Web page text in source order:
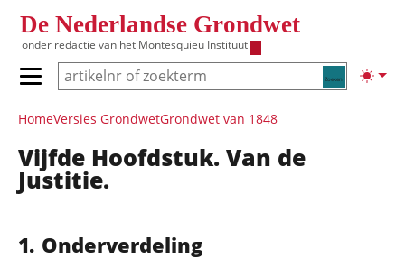
De Nederlandse Grondwet
onder redactie van het Montesquieu Instituut
Zoeken
Primair menu tonen/verbergen
Hoofdnavigatie
HomeVersies GrondwetGrondwet van 1848
Vijfde Hoofdstuk. Van de
Justitie.
Onderverdeling